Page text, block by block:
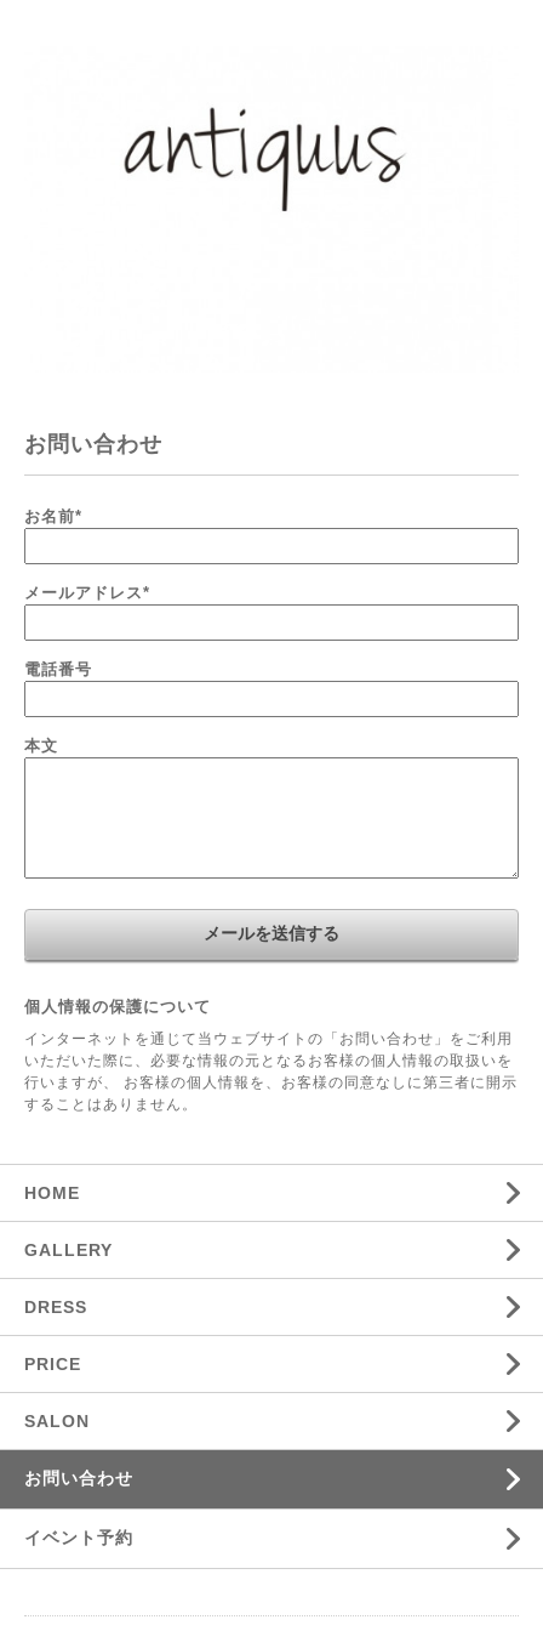
お問い合わせ
お名前*
メールアドレス*
電話番号
本文
個人情報の保護について
インターネットを通じて当ウェブサイトの「お問い合わせ」をご利用
いただいた際に、必要な情報の元となるお客様の個人情報の取扱いを
行いますが、 お客様の個人情報を、お客様の同意なしに第三者に開示
することはありません。
HOME
GALLERY
DRESS
PRICE
SALON
お問い合わせ
イベント予約